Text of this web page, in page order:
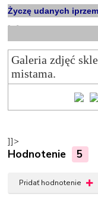
Życzę udanych
X
Galeria zdjęć
mistama.
]]>
Hodnotenie 5
Pridať hodnotenie